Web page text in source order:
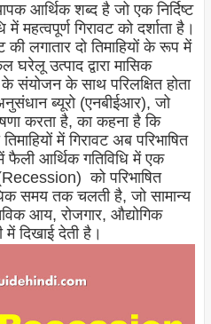
आर्थिक शब्द है जो एक निर्दिष्ट
में महत्वपूर्ण गिरावट को दर्शाता है।
लगातार दो तिमाहियों के रूप में
घरेलू उत्पाद द्वारा मासिक
संयोजन के साथ परिलक्षित होता
ब्यूरो (एनबीईआर), जो
करता है, का कहना है कि
में गिरावट अब परिभाषित
आर्थिक गतिविधि में एक
को परिभाषित
समय तक चलती है, जो सामान्य
आय, रोजगार, औद्योगिक
दिखाई देती है।